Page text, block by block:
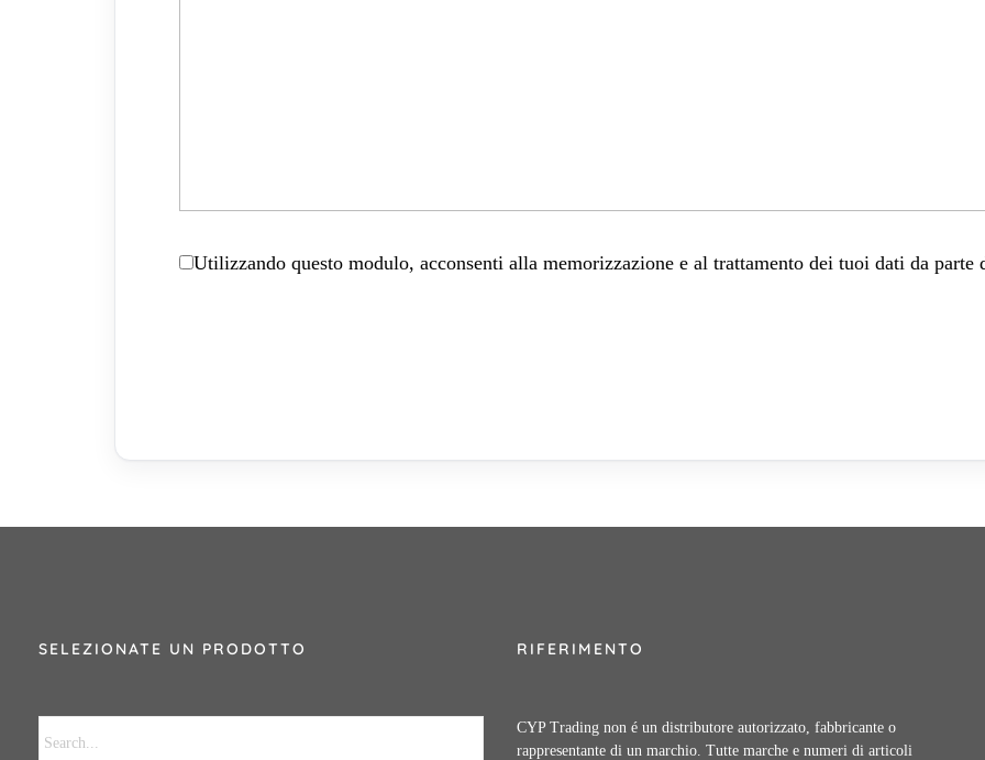
Utilizzando questo modulo, acconsenti alla memorizzazione e al trattamento dei tuoi dati da parte
SELEZIONATE UN PRODOTTO RIFERIMENTO
CYP Trading non é un distributore autorizzato, fabbricante o
rappresentante di un marchio. Tutte marche e numeri di articoli